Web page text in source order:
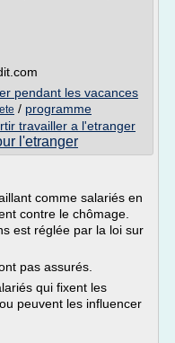
pendant les vacances
/ programme
travailler a l'etranger
l'etranger
comme salariés en
contre le chômage.
est réglée par la loi sur
pas assurés.
qui fixent les
peuvent les influencer